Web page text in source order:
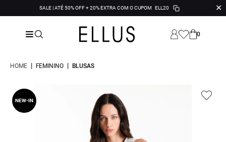
SALE | ATÉ 50% OFF + 20% EXTRA COM O CUPOM ELL20 ✕
0
HOME | FEMININO | BLUSAS
NEW-IN